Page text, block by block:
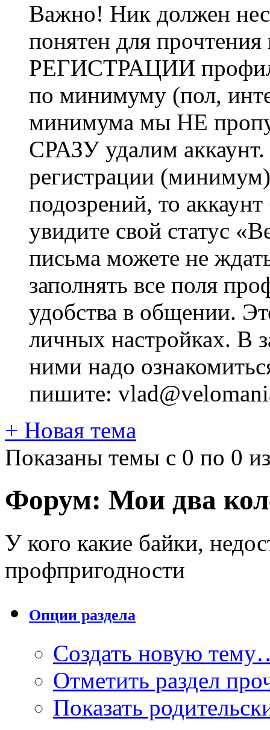
Важно! Ник должен
понятен для
РЕГИСТРАЦИИ профиль
по минимуму (пол,
минимума мы НЕ
СРАЗУ удалим
регистрации
подозрений, то
увидите свой статус
письма можете не
заполнять все поля
удобства в общении.
личных настройках. В
ними надо
пишите:
+ Новая тема
Показаны темы с 0 по 0
Форум: Мои два
У кого какие байки,
профпригодности
Опции раздела
Создать новую
Отметить раздел
Показать